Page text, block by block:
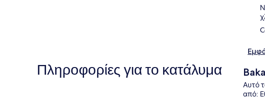
Πληροφορίες για το κατάλυμα
Αυτό
από: